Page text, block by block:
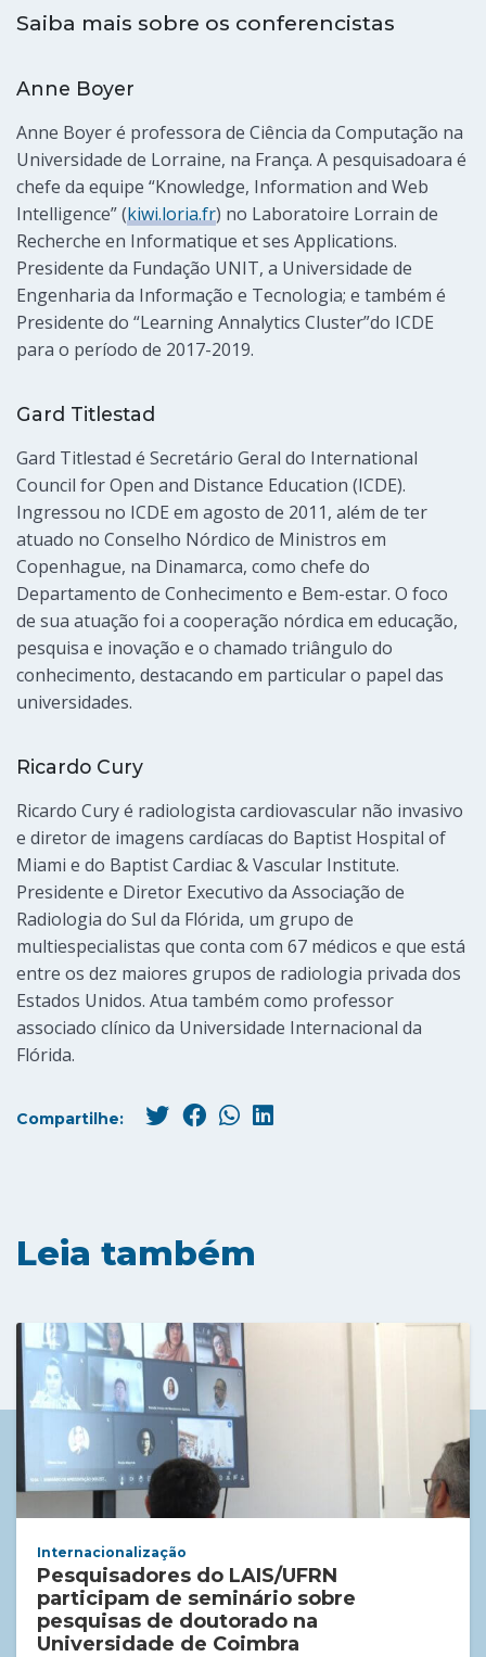
Saiba mais sobre os conferencistas
Anne Boyer
Anne Boyer é professora de Ciência da Computação na
Universidade de Lorraine, na França. A pesquisadoara é
chefe da equipe “Knowledge, Information and Web
Intelligence” (kiwi.loria.fr) no Laboratoire Lorrain de
Recherche en Informatique et ses Applications.
Presidente da Fundação UNIT, a Universidade de
Engenharia da Informação e Tecnologia; e também é
Presidente do “Learning Annalytics Cluster”do ICDE
para o período de 2017-2019.
Gard Titlestad
Gard Titlestad é Secretário Geral do International
Council for Open and Distance Education (ICDE).
Ingressou no ICDE em agosto de 2011, além de ter
atuado no Conselho Nórdico de Ministros em
Copenhague, na Dinamarca, como chefe do
Departamento de Conhecimento e Bem-estar. O foco
de sua atuação foi a cooperação nórdica em educação,
pesquisa e inovação e o chamado triângulo do
conhecimento, destacando em particular o papel das
universidades.
Ricardo Cury
Ricardo Cury é radiologista cardiovascular não invasivo
e diretor de imagens cardíacas do Baptist Hospital of
Miami e do Baptist Cardiac & Vascular Institute.
Presidente e Diretor Executivo da Associação de
Radiologia do Sul da Flórida, um grupo de
multiespecialistas que conta com 67 médicos e que está
entre os dez maiores grupos de radiologia privada dos
Estados Unidos. Atua também como professor
associado clínico da Universidade Internacional da
Flórida.
Compartilhe:
Leia também
Internacionalização
Pesquisadores do LAIS/UFRN
participam de seminário sobre
pesquisas de doutorado na
Universidade de Coimbra